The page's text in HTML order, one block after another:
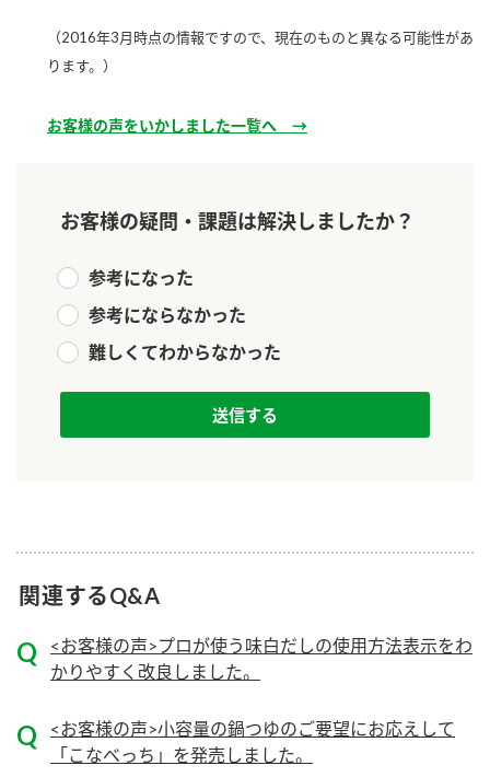
スープ 中華
ふりかけ おすしの素
Fibee（ファイビー）
カンタン酢
ぽん酢
かおりの蔵
つゆ
鍋なび
納豆のサイト
お酢を知ろう！
ぽん酢サワー
鍋奉行マニュアル
国内事業概要
ミツカングループについて
ミツカンの歴史
MIM（ミツカンミュージアム）
おいしさと健康への取り組み
ニュースリリース
お客様相談センター
よくあるご質問
お問い合わせ
地図から取り扱い店舗を探す
ミツカン公式通販
（2016年3月時点の情報ですので、現在のものと異なる可能性があ
ります。）
お客様の声をいかしました一覧へ →
お客様の疑問・課題は解決しましたか？
参考になった
参考にならなかった
難しくてわからなかった
関連するQ&A
<お客様の声>プロが使う味白だしの使用方法表示をわ
かりやすく改良しました。
<お客様の声>小容量の鍋つゆのご要望にお応えして
「こなべっち」を発売しました。